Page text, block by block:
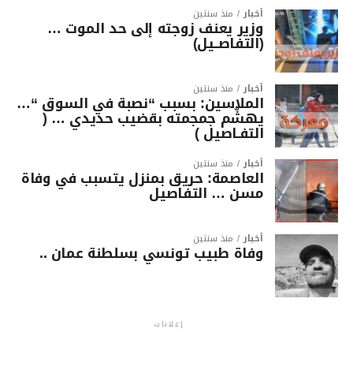
أخبار منذ سنتين
وزير يعنف زوجته إلى حد الموت …
(التفاصــيل)
أخبار منذ سنتين
الملاسين: بسبب “نصبة في السوق “…
يهشّم جمجمته بقضيب حديدي … (
التفـاصيل )
أخبار منذ سنتين
العاصمة: حريق بمنزل يتسبب في وفاة
مسن … التفاصيل
أخبار منذ سنتين
وفاة طبيب تونسي بسلطنة عمان ..
إعلانات